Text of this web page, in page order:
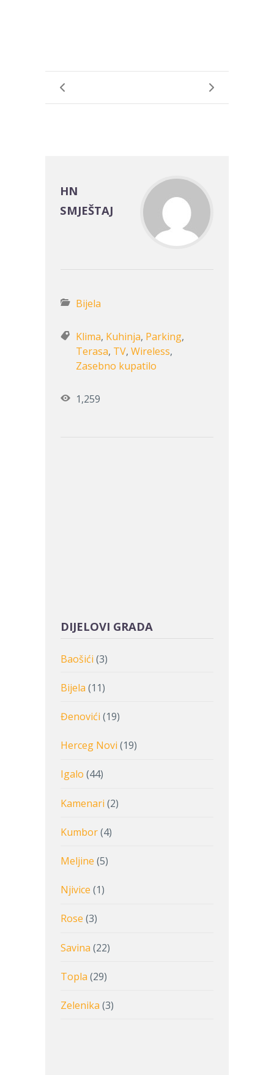
HN
SMJEŠTAJ
Bijela
Klima, Kuhinja, Parking,
Terasa, TV, Wireless,
Zasebno kupatilo
1,259
DIJELOVI GRADA
Baošići (3)
Bijela (11)
Đenovići (19)
Herceg Novi (19)
Igalo (44)
Kamenari (2)
Kumbor(4)
Meljine (5)
Njivice (1)
Rose (3)
Savina (22)
Topla (29)
Zelenika (3)